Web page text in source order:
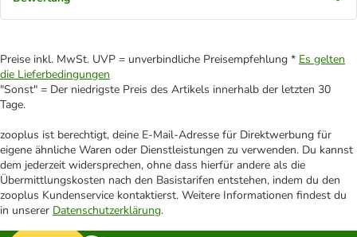
Preise inkl. MwSt. UVP = unverbindliche Preisempfehlung * Es gelten
die Lieferbedingungen
"Sonst" = Der niedrigste Preis des Artikels innerhalb der letzten 30
Tage.
zooplus ist berechtigt, deine E-Mail-Adresse für Direktwerbung für
eigene ähnliche Waren oder Dienstleistungen zu verwenden. Du kannst
dem jederzeit widersprechen, ohne dass hierfür andere als die
Übermittlungskosten nach den Basistarifen entstehen, indem du den
zooplus Kundenservice kontaktierst. Weitere Informationen findest du
in unserer Datenschutzerklärung.